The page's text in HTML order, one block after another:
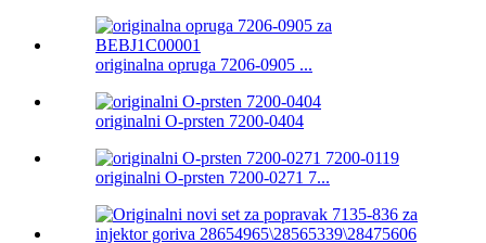
originalna opruga 7206-0905 ...
originalni O-prsten 7200-0404
originalni O-prsten 7200-0271 7...